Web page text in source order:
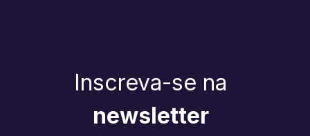
Inscreva-se na
newsletter